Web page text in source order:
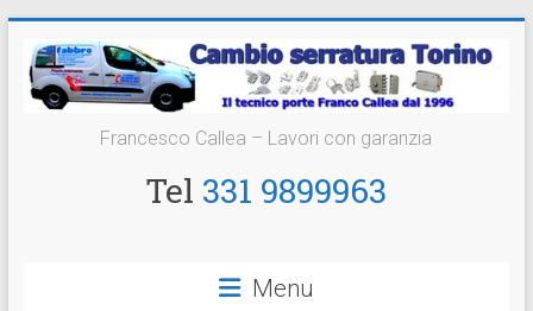
contenuto
Cambio
Serratura
Francesco Callea – Lavori con garanzia
Tel 331 9899963
Menu